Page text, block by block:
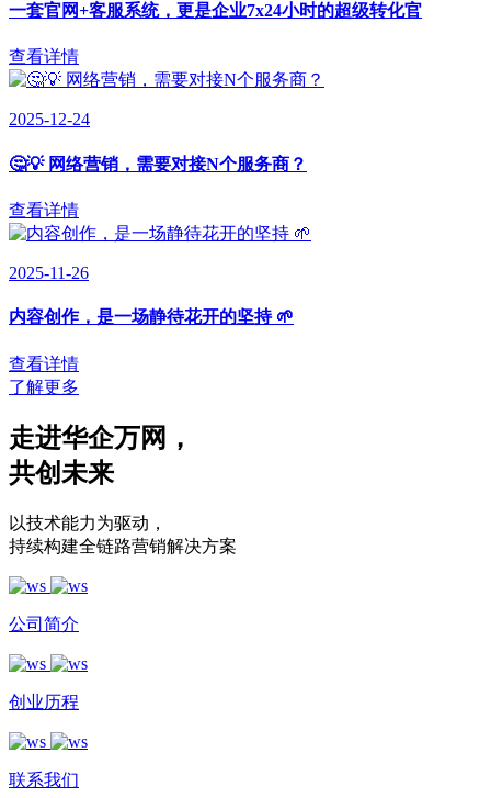
一套官网+客服系统，更是企业7x24小时的超级转化官
查看详情
2025-12-24
🤔💡 网络营销，需要对接N个服务商？
查看详情
2025-11-26
内容创作，是一场静待花开的坚持 🌱
查看详情
了解更多
走进华企万网 ，
共创未来
以技术能力为驱动 ，
持续构建全链路营销解决方案
公司简介
创业历程
联系我们